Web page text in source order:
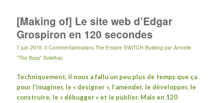
[Making of] Le site web d’Edgar
Grospiron en 120 secondes
7 juin 2016 0 Commentairesdans The Empire SWiTCH Building par Armelle
"The Boss" Solelhac
Techniquement, il nous a fallu un peu plus de temps que ça
pour l’imaginer, le « designer », l’amender, le développer, le
construire, le « débugger » et le publier. Mais en 120